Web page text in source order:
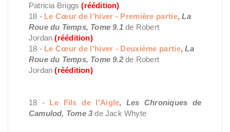
Patricia Briggs (réédition)
18 - Le Cœur de l'hiver - Première partie,La
Roue du Temps, Tome 9.1de Robert
Jordan (réédition)
18 - Le Cœur de l'hiver - Deuxième partie,La
Roue du Temps, Tome 9.2 de Robert
Jordan (réédition)
18 - Le Fils de l'Aigle,Les Chroniques de
Camulod, Tome 3 de Jack Whyte